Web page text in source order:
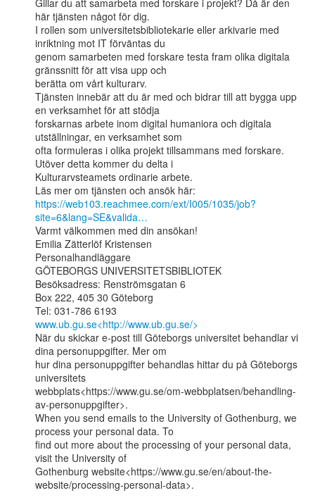
Gillar du att samarbeta med forskare i projekt? Då är den
här tjänsten något för dig.
I rollen som universitetsbibliotekarie eller arkivarie med
inriktning mot IT förväntas du
genom samarbeten med forskare testa fram olika digitala
gränssnitt för att visa upp och
berätta om vårt kulturarv.
Tjänsten innebär att du är med och bidrar till att bygga upp
en verksamhet för att stödja
forskarnas arbete inom digital humaniora och digitala
utställningar, en verksamhet som
ofta formuleras i olika projekt tillsammans med forskare.
Utöver detta kommer du delta i
Kulturarvsteamets ordinarie arbete.
https://web103.reachmee.com/ext/I005/1035/job?
site=6&lang=SE&valida…
Varmt välkommen med din ansökan!
Emilia Zätterlöf Kristensen
Personalhandläggare
GÖTEBORGS UNIVERSITETSBIBLIOTEK
Besöksadress: Renströmsgatan 6
Box 222, 405 30 Göteborg
www.ub.gu.se<http://www.ub.gu.se/>
När du skickar e-post till Göteborgs universitet behandlar vi
dina personuppgifter. Mer om
hur dina personuppgifter behandlas hittar du på Göteborgs
universitets
webbplats<https://www.gu.se/om-webbplatsen/behandling-
av-personuppgifter>.
When you send emails to the University of Gothenburg, we
process your personal data. To
find out more about the processing of your personal data,
visit the University of
Gothenburg website<https://www.gu.se/en/about-the-
website/processing-personal-data>.